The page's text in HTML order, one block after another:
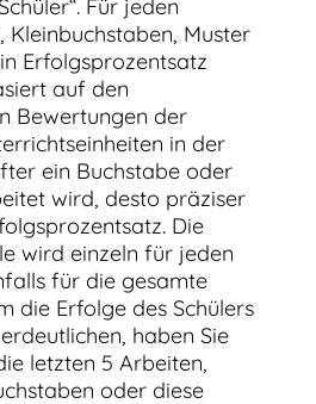
Für jeden
Kleinbuchstaben, Muster
Erfolgsprozentsatz
auf den
Bewertungen der
in der
ein Buchstabe oder
wird, desto präziser
Die
wird einzeln für jeden
für die gesamte
die Erfolge des Schülers
haben Sie
letzten 5 Arbeiten,
oder diese